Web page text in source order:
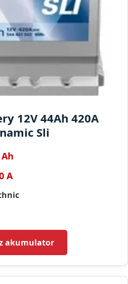
12V 44Ah 420A
Sli
A
akumulator